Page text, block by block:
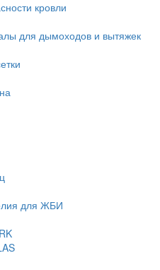
кровли
для дымоходов и вытяжек
для ЖБИ